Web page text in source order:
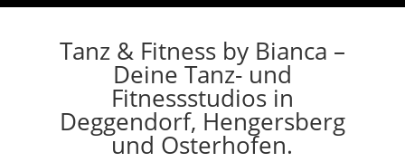
Tanz & Fitness by Bianca –
Deine Tanz- und
Fitnessstudios in
Deggendorf, Hengersberg
und Osterhofen.